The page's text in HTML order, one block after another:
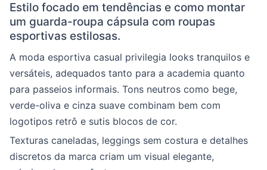
Estilo focado em tendências e como montar
um guarda-roupa cápsula com roupas
esportivas estilosas.
A moda esportiva casual privilegia looks tranquilos e
versáteis, adequados tanto para a academia quanto
para passeios informais. Tons neutros como bege,
verde-oliva e cinza suave combinam bem com
logotipos retrô e sutis blocos de cor.
Texturas caneladas, leggings sem costura e detalhes
discretos da marca criam um visual elegante,